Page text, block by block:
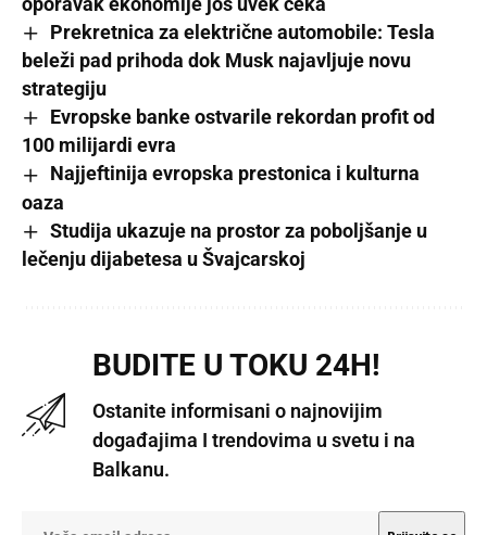
Prekretnica za električne automobile: Tesla
beleži pad prihoda dok Musk najavljuje novu
strategiju
Evropske banke ostvarile rekordan profit od
100 milijardi evra
Najjeftinija evropska prestonica i kulturna
oaza
Studija ukazuje na prostor za poboljšanje u
lečenju dijabetesa u Švajcarskoj
BUDITE U TOKU 24H!
Ostanite informisani o najnovijim
događajima I trendovima u svetu i na
Balkanu.